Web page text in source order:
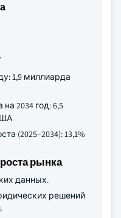
1,9 миллиарда
2034 год: 6,5
(2025–2034): 13,1%
рынка
данных.
решений